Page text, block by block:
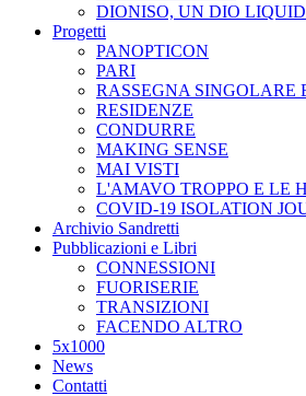
DIONISO, UN DIO
Progetti
PANOPTICON
PARI
RASSEGNA SINGOLARE
RESIDENZE
CONDURRE
MAKING SENSE
MAI VISTI
L'AMAVO TROPPO E LE
COVID-19 ISOLATION
Archivio Sandretti
Pubblicazioni e Libri
CONNESSIONI
FUORISERIE
TRANSIZIONI
FACENDO ALTRO
5x1000
News
Contatti